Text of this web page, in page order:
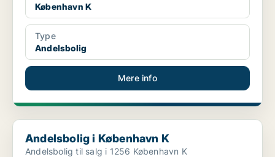
København K
Type
Andelsbolig
Mere info
Andelsbolig i København K
Andelsbolig i København K
Andelsbolig til salg i 1256 København K